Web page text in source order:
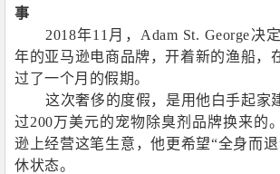
事
2018年11 月， Adam St. George决
年的亚马逊电商品牌，开着新的渔船，
过了一个月的假期。
这次奢侈的度假，是用他白手起家
过200万美元的宠物除臭剂品牌换来的
逊上经营这笔生意，他更希望“全身而
休状态。